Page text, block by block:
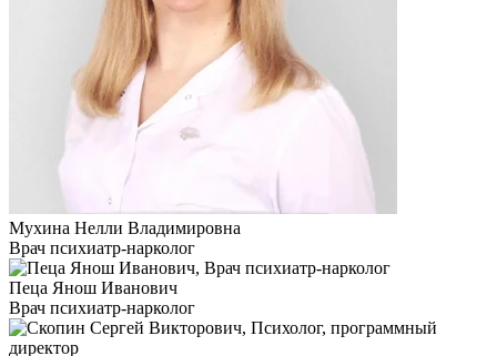
Мухина Нелли Владимировна
Врач психиатр-нарколог
Пеца Янош Иванович
Врач психиатр-нарколог